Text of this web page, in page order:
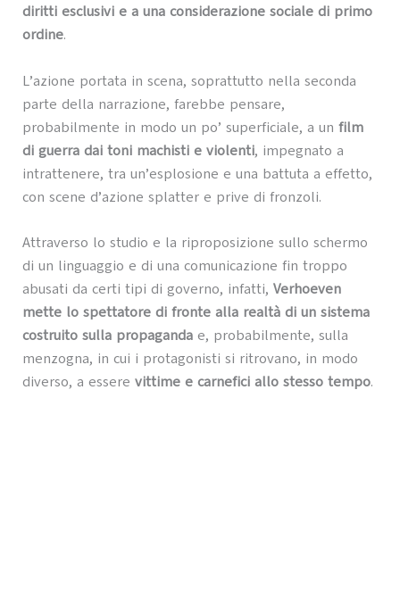
diritti esclusivi e a una considerazione sociale di primo
ordine.
L’azione portata in scena, soprattutto nella seconda
parte della narrazione, farebbe pensare,
probabilmente in modo un po’ superficiale, a un film
di guerra dai toni machisti e violenti, impegnato a
intrattenere, tra un’esplosione e una battuta a effetto,
con scene d’azione splatter e prive di fronzoli.
Attraverso lo studio e la riproposizione sullo schermo
di un linguaggio e di una comunicazione fin troppo
abusati da certi tipi di governo, infatti, Verhoeven
mette lo spettatore di fronte alla realtà di un sistema
costruito sulla propagandae, probabilmente, sulla
menzogna, in cui i protagonisti si ritrovano, in modo
diverso, a essere vittime e carnefici allo stesso tempo.